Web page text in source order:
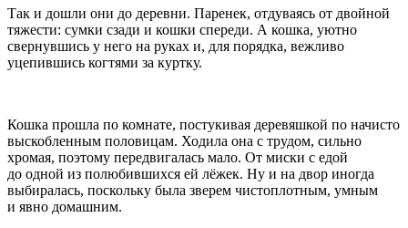
Так и дошли они до деревни. Паренек, отдуваясь от двойной
тяжести: сумки сзади и кошки спереди. А кошка, уютно
свернувшись у него на руках и, для порядка, вежливо
уцепившись когтями за куртку.
Кошка прошла по комнате, постукивая деревяшкой по начисто
выскобленным половицам. Ходила она с трудом, сильно
хромая, поэтому передвигалась мало. От миски с едой
до одной из полюбившихся ей лёжек. Ну и на двор иногда
выбиралась, поскольку была зверем чистоплотным, умным
и явно домашним.